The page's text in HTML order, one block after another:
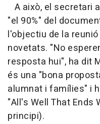
A això, el secretari
"el 90%" del
l'objectiu de la
novetats. "No
resposta hui", ha dit
és una "bona
alumnat i famílies" i
"All's Well That Ends
principi).